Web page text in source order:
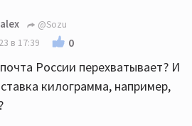
@Sozu
в 17:39
0
России перехватывает? И
килограмма, например,